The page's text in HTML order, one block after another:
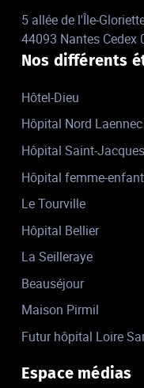
5 allée de l'Île-
44093 Nantes Cedex
Nos différents
Hôtel-Dieu
Hôpital Nord Laennec
Hôpital Saint-Jacques
Hôpital femme-
Le Tourville
Hôpital Bellier
La Seilleraye
Beauséjour
Maison Pirmil
Futur hôpital Loire
Espace médias